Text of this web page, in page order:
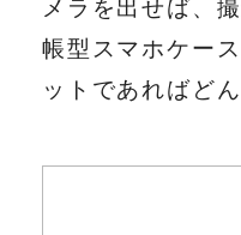
メラを出せば、
帳型スマホケー
ットであればど